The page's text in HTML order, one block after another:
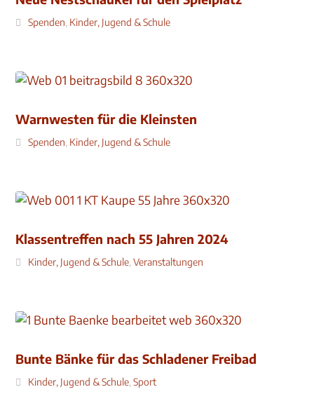
Spenden, Kinder, Jugend & Schule
Warnwesten für die Kleinsten
Spenden, Kinder, Jugend & Schule
Klassentreffen nach 55 Jahren 2024
Kinder, Jugend & Schule,Veranstaltungen
Bunte Bänke für das Schladener Freibad
Kinder, Jugend & Schule,Sport